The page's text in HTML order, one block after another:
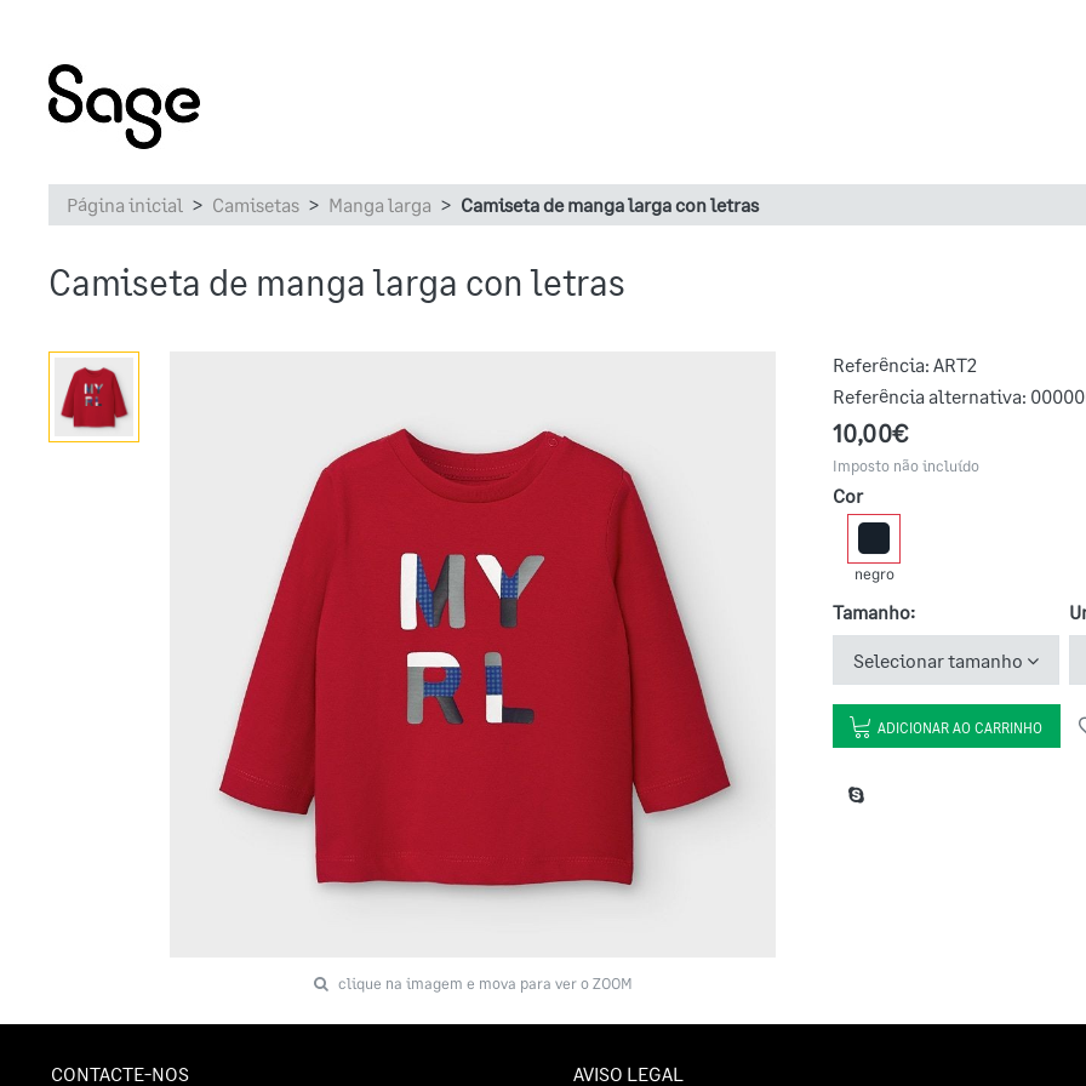
Página inicial Camisetas Manga larga Camiseta de manga larga con letras
Camiseta de manga larga con letras
clique na imagem e mova para ver o ZOOM
Referência: ART2
Referência alternativa:
10,00€
Imposto não incluído
Cor
negro
Tamanho:
Selecionar tamanho
ADICIONAR AO CARRINHO
CONTACTE-NOS AVISO LEGAL